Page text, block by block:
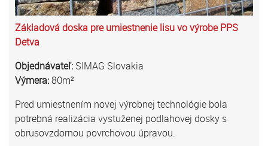
Základová doska pre umiestnenie lisu vo výrobe PPS
Detva
Objednávateľ: SIMAG Slovakia
Výmera:80m²
Pred umiestnením novej výrobnej technológie bola
potrebná realizácia vystuženej podlahovej dosky s
obrusovzdornou povrchovou úpravou.